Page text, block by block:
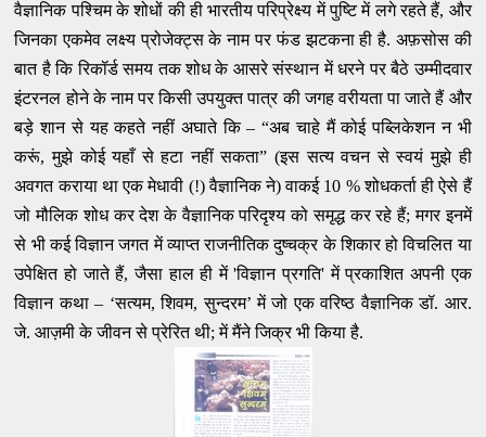
वैज्ञानिक पश्चिम के शोधों की ही भारतीय परिप्रेक्ष्य में पुष्टि में लगे रहते हैं, और
जिनका एकमेव लक्ष्य प्रोजेक्ट्स के नाम पर फंड झटकना ही है. अफ़सोस की
बात है कि रिकॉर्ड समय तक शोध के आसरे संस्थान में धरने पर बैठे उम्मीदवार
इंटरनल होने के नाम पर किसी उपयुक्त पात्र की जगह वरीयता पा जाते हैं और
बड़े शान से यह कहते नहीं अघाते कि – “अब चाहे मैं कोई पब्लिकेशन न भी
करूं, मुझे कोई यहाँ से हटा नहीं सकता” (इस सत्य वचन से स्वयं मुझे ही
अवगत कराया था एक मेधावी (!) वैज्ञानिक ने) वाकई 10 % शोधकर्ता ही ऐसे हैं
जो मौलिक शोध कर देश के वैज्ञानिक परिदृश्य को समृद्ध कर रहे हैं; मगर इनमें
से भी कई विज्ञान जगत में व्याप्त राजनीतिक दुष्चक्र के शिकार हो विचलित या
उपेक्षित हो जाते हैं, जैसा हाल ही में 'विज्ञान प्रगति' में प्रकाशित अपनी एक
विज्ञान कथा – ‘सत्यम, शिवम, सुन्दरम’ में जो एक वरिष्ठ वैज्ञानिक डॉ. आर.
जे. आज़मी के जीवन से प्रेरित थी; में मैंने जिक्र भी किया है.